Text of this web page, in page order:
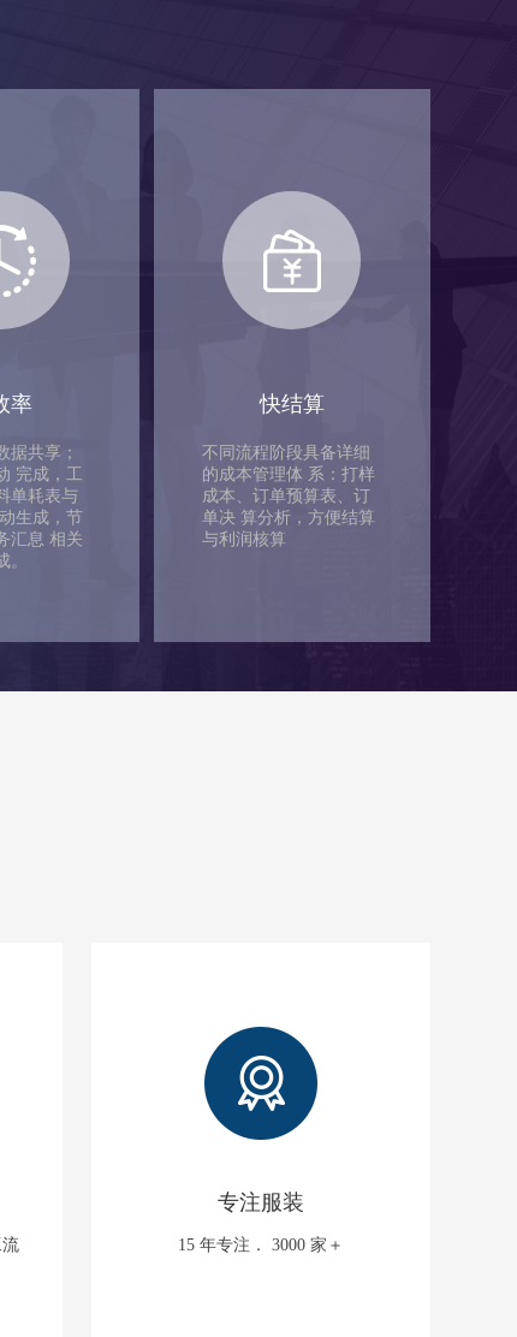
率
据共享；
完成，工
单耗表与
生成，节
汇息 相关
。
快结算
不同流程阶段具备详细
的成本管理体 系：打样
成本、订单预算表、订
单决 算分析，方便结算
与利润核算
专注服装
15 年专注． 3000 家＋